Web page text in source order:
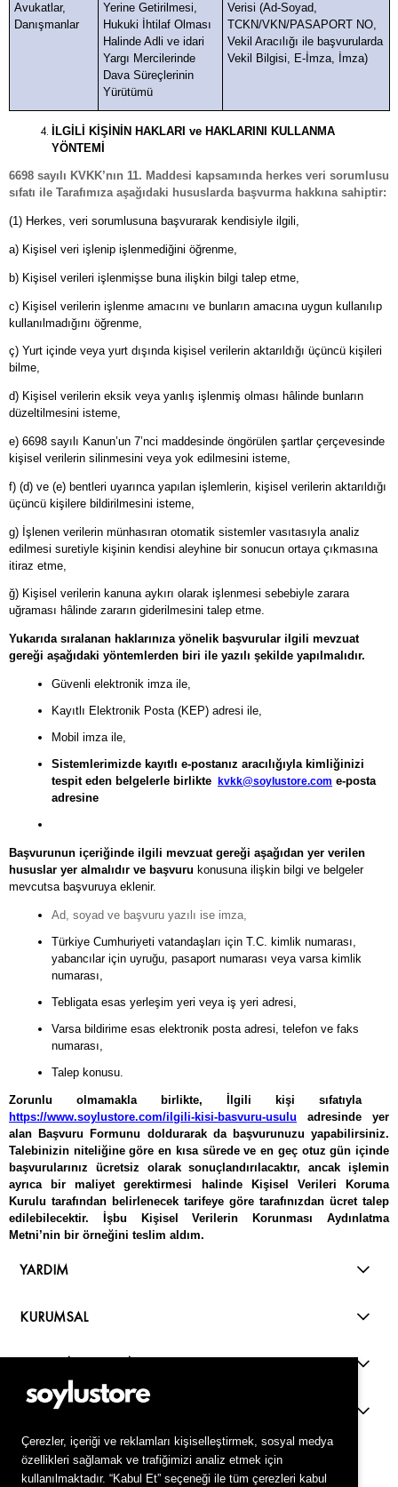
Çerezler, içeriği ve reklamları kişiselleştirmek, sosyal medya
özellikleri sağlamak ve trafiğimizi analiz etmek için
kullanılmaktadır. “Kabul Et” seçeneği ile tüm çerezleri kabul
Avukatlar,
Danışmanlar
Yerine Getirilmesi,
Hukuki İhtilaf Olması
Halinde Adli ve idari
Yargı Mercilerinde
Dava Süreçlerinin
Yürütümü
Verisi (Ad-Soyad,
TCKN/VKN/PASAPORT NO,
Vekil Aracılığı ile başvurularda
Vekil Bilgisi, E-İmza, İmza)
İLGİLİ KİŞİNİN HAKLARI ve HAKLARINI KULLANMA
YÖNTEMİ
6698 sayılı KVKK’nın 11. Maddesi kapsamında herkes veri sorumlusu
sıfatı ile Tarafımıza aşağıdaki hususlarda başvurma hakkına sahiptir:
(1) Herkes, veri sorumlusuna başvurarak kendisiyle ilgili,
a) Kişisel veri işlenip işlenmediğini öğrenme,
b) Kişisel verileri işlenmişse buna ilişkin bilgi talep etme,
c) Kişisel verilerin işlenme amacını ve bunların amacına uygun kullanılıp
kullanılmadığını öğrenme,
ç) Yurt içinde veya yurt dışında kişisel verilerin aktarıldığı üçüncü kişileri
bilme,
d) Kişisel verilerin eksik veya yanlış işlenmiş olması hâlinde bunların
düzeltilmesini isteme,
e) 6698 sayılı Kanun’un 7’nci maddesinde öngörülen şartlar çerçevesinde
kişisel verilerin silinmesini veya yok edilmesini isteme,
f) (d) ve (e) bentleri uyarınca yapılan işlemlerin, kişisel verilerin aktarıldığı
üçüncü kişilere bildirilmesini isteme,
g) İşlenen verilerin münhasıran otomatik sistemler vasıtasıyla analiz
edilmesi suretiyle kişinin kendisi aleyhine bir sonucun ortaya çıkmasına
itiraz etme,
ğ) Kişisel verilerin kanuna aykırı olarak işlenmesi sebebiyle zarara
uğraması hâlinde zararın giderilmesini talep etme.
Yukarıda sıralanan haklarınıza yönelik başvurular ilgili mevzuat
gereği aşağıdaki yöntemlerden biri ile yazılı şekilde yapılmalıdır.
Güvenli elektronik imza ile,
Kayıtlı Elektronik Posta (KEP) adresi ile,
Mobil imza ile,
Sistemlerimizde kayıtlı e-postanız aracılığıyla kimliğinizi
tespit eden belgelerle birlikte
kvkk@soylustore.com e-posta
adresine
Başvurunun içeriğinde ilgili mevzuat gereği aşağıdan yer verilen
hususlar yer almalıdır ve başvuru konusuna ilişkin bilgi ve belgeler
mevcutsa başvuruya eklenir.
Ad, soyad ve başvuru yazılı ise imza,
Türkiye Cumhuriyeti vatandaşları için T.C. kimlik numarası,
yabancılar için uyruğu, pasaport numarası veya varsa kimlik
numarası,
Tebligata esas yerleşim yeri veya iş yeri adresi,
Varsa bildirime esas elektronik posta adresi, telefon ve faks
numarası,
Talep konusu.
Zorunlu olmamakla birlikte, İlgili kişi sıfatıyla
https://www.soylustore.com/ilgili-kisi-basvuru-usulu adresinde yer
alan Başvuru Formunu doldurarak da başvurunuzu yapabilirsiniz.
Talebinizin niteliğine göre en kısa sürede ve en geç otuz gün içinde
başvurularınız ücretsiz olarak sonuçlandırılacaktır, ancak işlemin
ayrıca bir maliyet gerektirmesi halinde Kişisel Verileri Koruma
Kurulu tarafından belirlenecek tarifeye göre tarafınızdan ücret talep
edilebilecektir. İşbu Kişisel Verilerin Korunması Aydınlatma
Metni’nin bir örneğini teslim aldım.
YARDIM
KURUMSAL
KVKK Live Support